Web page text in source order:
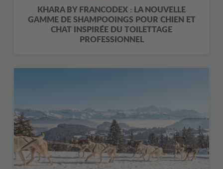
KHARA BY FRANCODEX : LA NOUVELLE
GAMME DE SHAMPOOINGS POUR CHIEN ET
CHAT INSPIRÉE DU TOILETTAGE
PROFESSIONNEL